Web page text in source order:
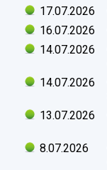
17.07.2026
16.07.2026
14.07.2026
14.07.2026
13.07.2026
8.07.2026